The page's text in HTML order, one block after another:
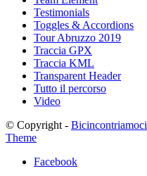
Testimonials
Toggles & Accordions
Tour Abruzzo 2019
Traccia GPX
Traccia KML
Transparent Header
Tutto il percorso
Video
© Copyright - Bicincontriamoci
Theme
Facebook